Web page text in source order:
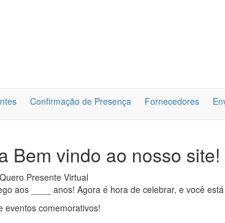
Confirmação de Presença Fornecedores
Bem vindo ao nosso site!
aos ____ anos! Agora é hora de celebrar, e você
eventos comemorativos!